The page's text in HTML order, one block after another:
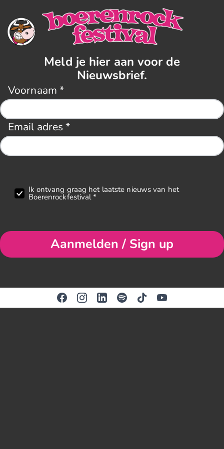
Meld je hier aan voor de
Nieuwsbrief.
Aanmelden / Sign up